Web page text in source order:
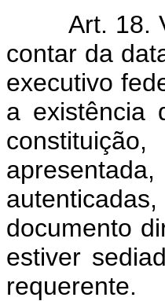
Art. 18.
contar da
executivo
a existência
documento
estiver
requerente.